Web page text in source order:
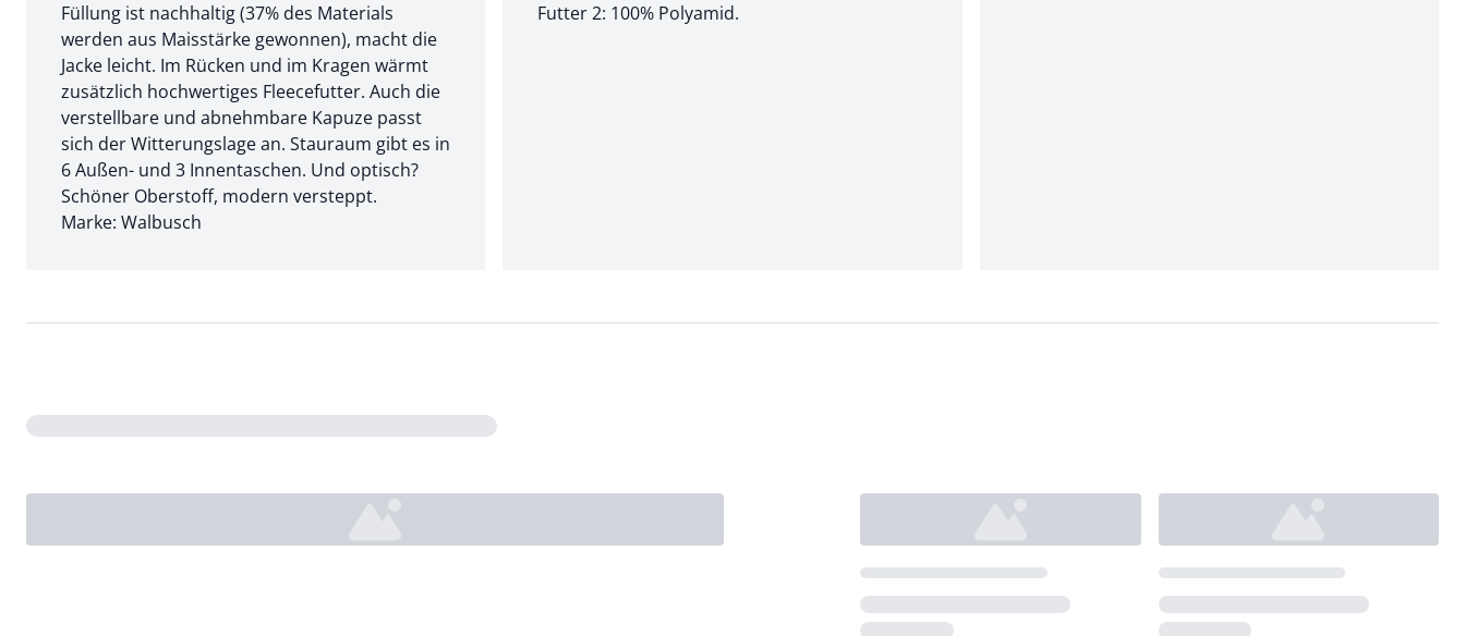
Füllung ist nachhaltig (37% des Materials
werden aus Maisstärke gewonnen), macht die
Jacke leicht. Im Rücken und im Kragen wärmt
zusätzlich hochwertiges Fleecefutter. Auch die
verstellbare und abnehmbare Kapuze passt
sich der Witterungslage an. Stauraum gibt es in
6 Außen- und 3 Innentaschen. Und optisch?
Schöner Oberstoff, modern versteppt.
Marke: Walbusch
Futter 2: 100% Polyamid.